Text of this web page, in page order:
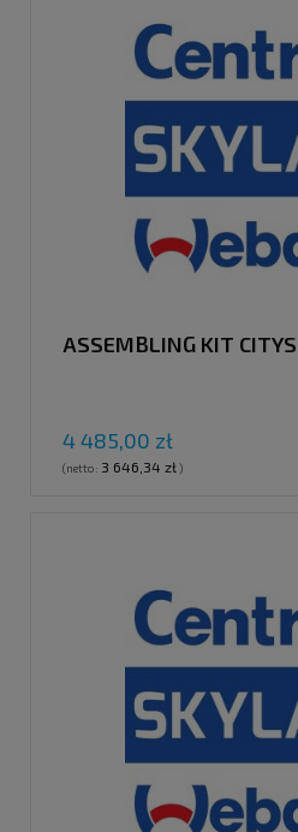
ASSEMBLING KIT
4 485,00 zł
(netto: 3 646,34 zł)